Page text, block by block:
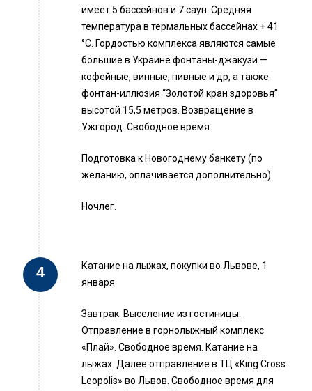
имеет 5 бассейнов и 7 саун. Средняя
температура в термальных бассейнах + 41
°C. Гордостью комплекса являются самые
большие в Украине фонтаны-джакузи —
кофейные, винные, пивные и др, а также
фонтан-иллюзия “Золотой кран здоровья”
высотой 15,5 метров. Возвращение в
Ужгород. Свободное время.
Подготовка к Новогоднему банкету (по
желанию, оплачивается дополнительно).
Ночлег.
Катание на лыжах, покупки во Львове, 1
января
Завтрак. Выселение из гостиницы.
Отправление в горнолыжный комплекс
«Плай». Свободное время. Катание на
лыжах. Далее отправление в ТЦ «King Сross
Leopolis» во Львов. Свободное время для